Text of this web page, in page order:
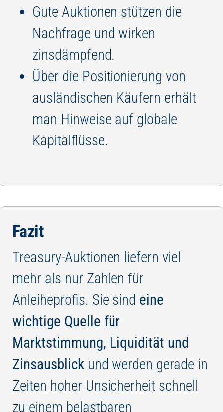
Gute Auktionen stützen die
Nachfrage und wirken
zinsdämpfend.
Über die Positionierung von
ausländischen Käufern erhält
man Hinweise auf globale
Kapitalflüsse.
Fazit
Treasury-Auktionen liefern viel
mehr als nur Zahlen für
Anleiheprofis. Sie sind eine
wichtige Quelle für
Marktstimmung, Liquidität und
Zinsausblickund werden gerade in
Zeiten hoher Unsicherheit schnell
zu einem belastbaren